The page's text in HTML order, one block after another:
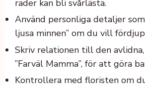
rader kan bli svårlästa.
Använd personliga detaljer
ljusa minnen” om du vill
Skriv relationen till den
”Farväl Mamma”, för att göra
Kontrollera med floristen om